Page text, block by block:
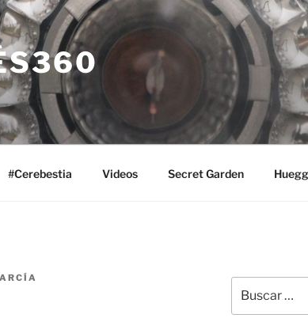
#Cerebestia Videos Secret Garden
por: